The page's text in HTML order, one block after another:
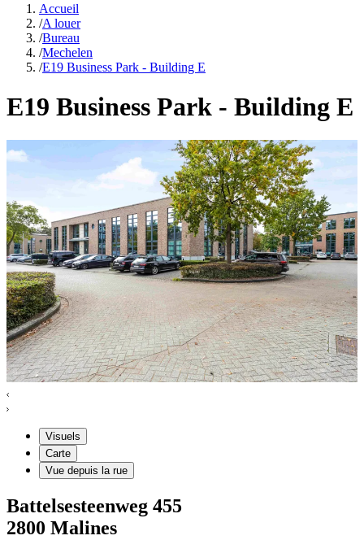
Accueil
/A louer
/Bureau
/Mechelen
/E19 Business Park - Building E
E19 Business Park - Building E
Visuels
Carte
Vue depuis la rue
Battelsesteenweg 455
2800 Malines